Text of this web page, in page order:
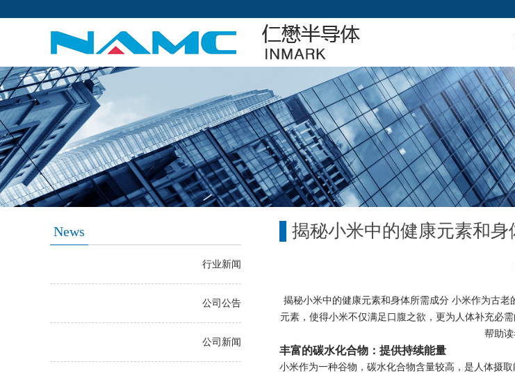
News
行业新闻
公司公告
公司新闻
揭秘小米中的健康元素和身
揭秘小米中的健康元素和身体所需成分 小米作为古
元素，使得小米不仅满足口腹之欲，更为人体补充必
帮助读
丰富的碳水化合物：提供持续能量
小米作为一种谷物，碳水化合物含量较高，是人体摄